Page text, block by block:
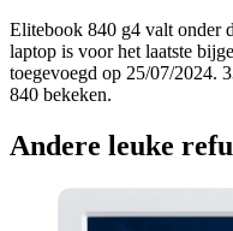
Elitebook 840 g4 valt onder
laptop is voor het laatste
toegevoegd op 25/07/2024.
840 bekeken.
Andere leuke